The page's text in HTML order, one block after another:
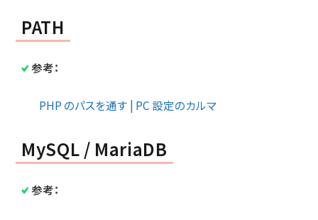
PATH
参考：
PHP のパスを通す | PC 設定のカルマ
MySQL / MariaDB
参考：